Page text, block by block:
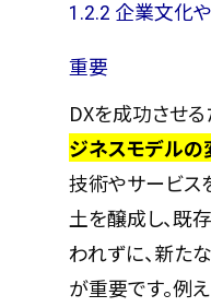
1.2.2 企業文化
重要
DXを成功させる
ジネスモデル
技術やサービス
土を醸成し、既
われずに、新た
が重要です。例